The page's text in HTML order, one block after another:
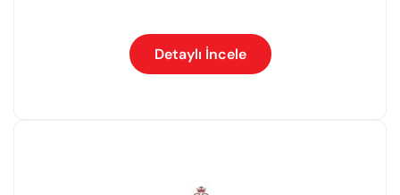
Detaylı İncele